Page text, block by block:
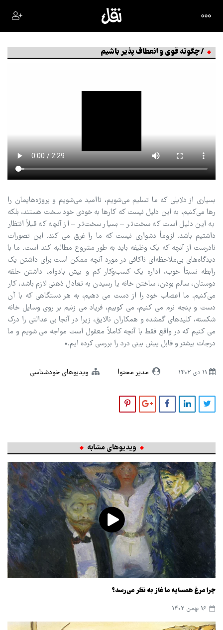
/ چگونه قوی و انعطاف پذیر باشیم
بسیاری از دلایلی که ما تسلیم می‌شویم، ناامید می‌شویم و پروژه‌هایمان را
رها می‌کنیم، به این دلیل نیست که کارها به خودی خود سخت هستند، بلکه
به این دلیل است که سخت‌تر – بسیار سخت‌تر – از آنچه که قبلاً انتظار
داشتیم باشد. لزوماً دشواری نیست که ما را غرق می کند. این تصورات
نادرست از آنچه که یک وظیفه باید به طور مشروع مطالبه کند است. ما با
دیدگاه‌های بی‌ملاحظه‌ای ناکافی در مورد آنچه ممکن است برای داشتن یک
رابطه نسبتاً خوب، اداره یک کسب‌وکار کم و بیش بادوام، داشتن حلقه
دوستان، سالم بودن، ساختن خانه یا رسیدن به تعادل ذهنی لازم باشد، کار
می‌کنیم. ما اعصاب خود را از دست می دهیم، به هر دستگاهی که با آن
دست و پنجه نرم می کنیم، می کوبیم، فریاد می زنیم بر روی وسایل خانه
شکسته، کلیدهای گمشده و همکاران نالایق، زیرا در آنجا بی عدالتی را درک
می کنیم که در واقع فقط با آنچه کاملاً معقول است مواجه می شویم و ما
درجات بیشتر و قابل پیش بینی درد را بررسی کرده ایم.»
مدیر محتوا ویدیوهای خودشناسی
ویدیوهای مشابه
چرا مرغ همسایه ما غاز به نظر می‌رسد؟